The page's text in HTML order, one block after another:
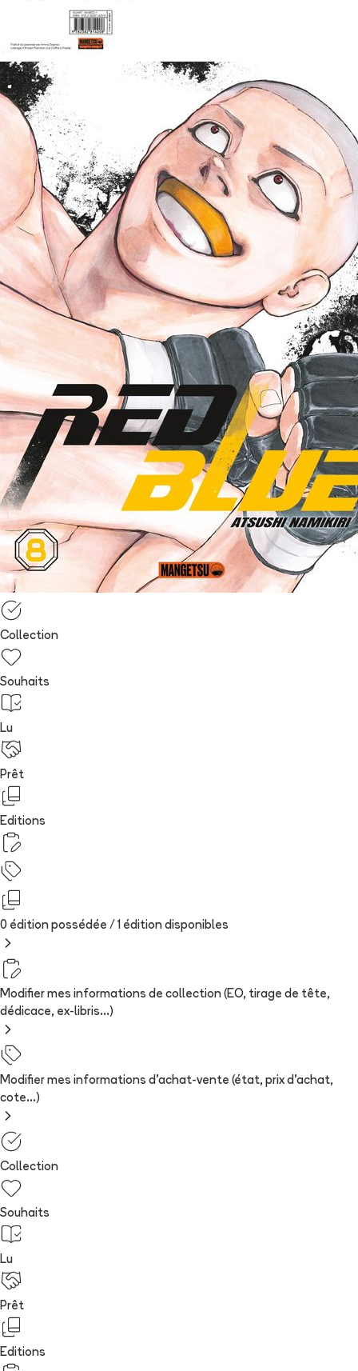
Collection
Souhaits
Lu
Prêt
Editions
0 édition possédée / 1 édition disponibles
Modifier mes informations de collection (EO, tirage de tête,
dédicace, ex-libris...)
Modifier mes informations d'achat-vente (état, prix d'achat,
cote...)
Collection
Souhaits
Lu
Prêt
Editions